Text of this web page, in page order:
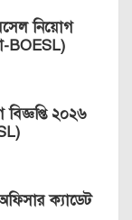
নিয়োগ
BOESL)
২০২৬
ক্যাডেট